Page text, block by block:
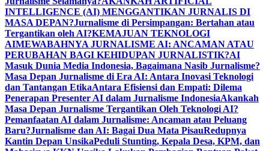
INTELLIGENCE (AI) MENGGANTIKAN JURNALIS DI
MASA DEPAN?Jurnalisme di Persimpangan: Bertahan atau
Tergantikan oleh AI?KEMAJUAN TEKNOLOGI
AIMEWABAHNYA JURNALISME AI: ANCAMAN ATAU
PERUBAHAN BAGI KEHIDUPAN JURNALISTIK?AI
Masuk Dunia Media Indonesia, Bagaimana Nasib Jurnalisme?
Masa Depan Jurnalisme di Era AI: Antara Inovasi Teknologi
dan Tantangan EtikaAntara Efisiensi dan Empati: Dilema
Penerapan Presenter AI dalam Jurnalisme IndonesiaAkankah
Masa Depan Jurnalisme Tergantikan Oleh Teknologi AI?
Pemanfaatan AI dalam Jurnalisme: Ancaman atau Peluang
Baru?Jurnalisme dan AI: Bagai Dua Mata PisauRedupnya
Kantin Depan UnsikaPeduli Stunting, Kepala Desa, KPM, dan